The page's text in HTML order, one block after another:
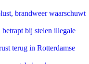
brandweer waarschuwt
bij stelen illegale
terug in Rotterdamse